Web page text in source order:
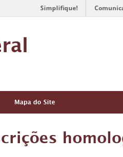
Simplifique!
Mapa do Site